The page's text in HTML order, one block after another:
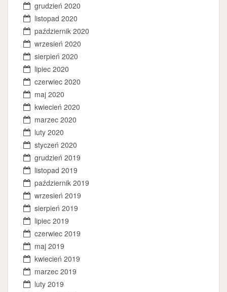
grudzień 2020
listopad 2020
październik 2020
wrzesień 2020
sierpień 2020
lipiec 2020
czerwiec 2020
maj 2020
kwiecień 2020
marzec 2020
luty 2020
styczeń 2020
grudzień 2019
listopad 2019
październik 2019
wrzesień 2019
sierpień 2019
lipiec 2019
czerwiec 2019
maj 2019
kwiecień 2019
marzec 2019
luty 2019